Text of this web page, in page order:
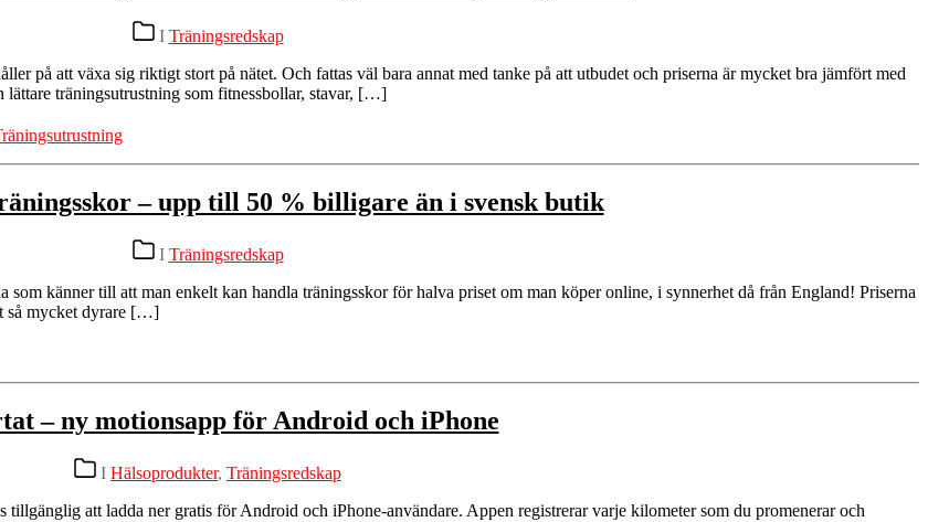
Kategorier
I Träningsredskap
på att växa sig riktigt stort på nätet. Och fattas väl bara annat med tanke på att utbudet och priserna är mycket bra jämfört med
träningsutrustning som fitnessbollar, stavar, […]
– upp till 50 % billigare än i svensk butik
Kategorier
I Träningsredskap
känner till att man enkelt kan handla träningsskor för halva priset om man köper online, i synnerhet då från England! Priserna
så mycket dyrare […]
– ny motionsapp för Android och iPhone
Kategorier
I Hälsoprodukter, Träningsredskap
att ladda ner gratis för Android och iPhone-användare. Appen registrerar varje kilometer som du promenerar och